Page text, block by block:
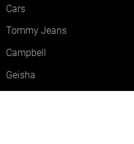
Cars
Tommy Jeans
Campbell
Geisha